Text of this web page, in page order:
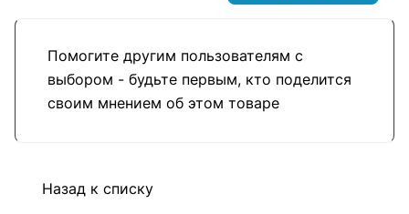
Помогите другим пользователям с
выбором - будьте первым, кто поделится
своим мнением об этом товаре
Назад к списку